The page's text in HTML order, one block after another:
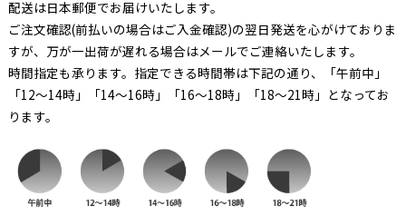
配送は日本郵便でお届けいたします。
ご注文確認(前払いの場合はご入金確認)の翌日発送を心がけておりま
すが、万が一出荷が遅れる場合はメールでご連絡いたします。
時間指定も承ります。指定できる時間帯は下記の通り、「午前中」
「12～14時」「14～16時」「16～18時」「18～21時」となってお
ります。